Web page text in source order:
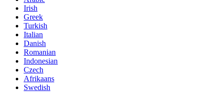
Irish
Greek
Turkish
Italian
Danish
Romanian
Indonesian
Czech
Afrikaans
Swedish